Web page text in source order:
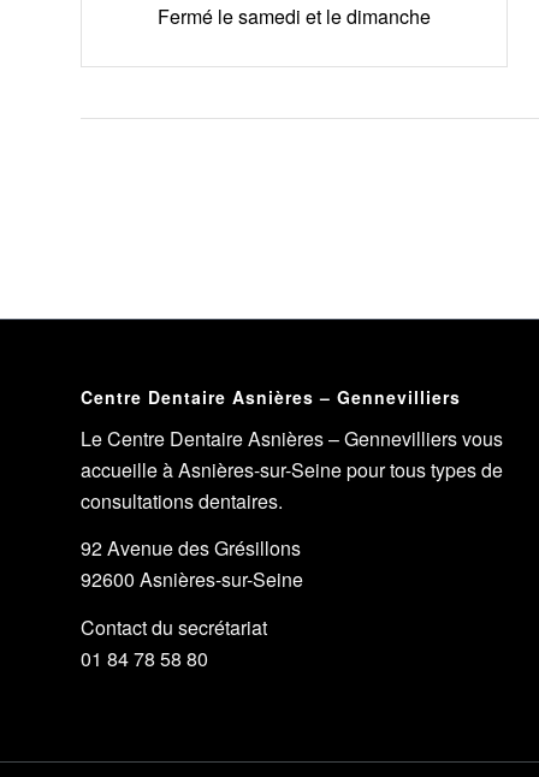
Fermé le samedi et le dimanche
Centre Dentaire Asnières – Gennevilliers
Le Centre Dentaire Asnières – Gennevilliers vous
accueille à Asnières-sur-Seine pour tous types de
consultations dentaires.
92 Avenue des Grésillons
92600 Asnières-sur-Seine
Contact du secrétariat
01 84 78 58 80